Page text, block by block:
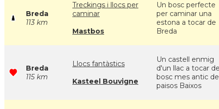
Breda
113 km
Treckings i llocs per
caminar
Mastbos
Un bosc perfecte
per caminar una
estona a tocar de
Breda
Breda
115 km
Llocs fantàstics
Kasteel Bouvigne
Un castell enmig
d'un llac a tocar
bosc mes antic
paisos Baixos